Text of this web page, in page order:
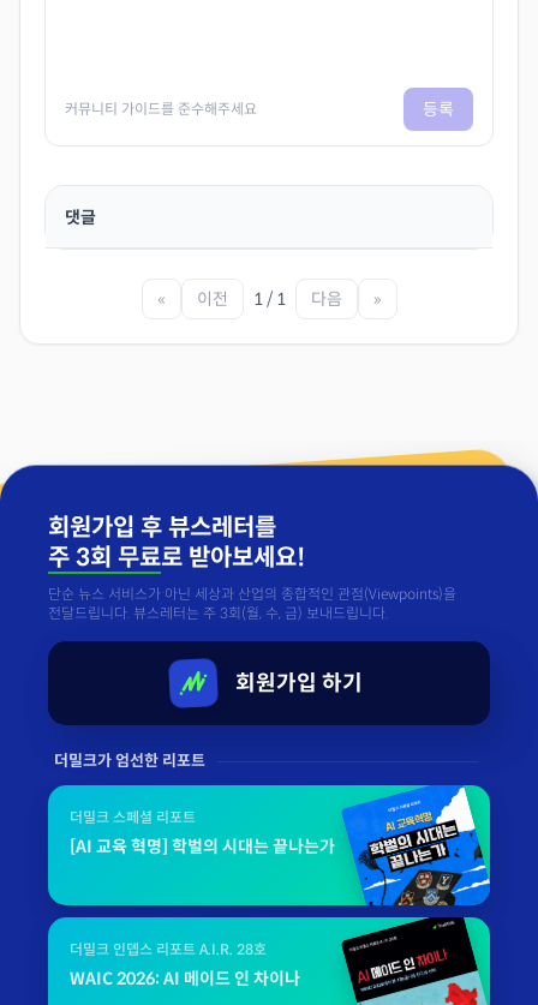
커뮤니티 가이드를 준수해주세요 등록
댓글
« 이전 1 / 1 다음 »
회원가입 후 뷰스레터를
주 3회 무료로 받아보세요!
단순 뉴스 서비스가 아닌 세상과 산업의 종합적인 관점(Viewpoints)을
전달드립니다. 뷰스레터는 주 3회(월, 수, 금) 보내드립니다.
회원가입 하기
더밀크가 엄선한 리포트
더밀크 스페셜 리포트
[AI 교육 혁명] 학벌의 시대는 끝나는가
더밀크 인뎁스 리포트 A.I.R. 28호
WAIC 2026: AI 메이드 인 차이나